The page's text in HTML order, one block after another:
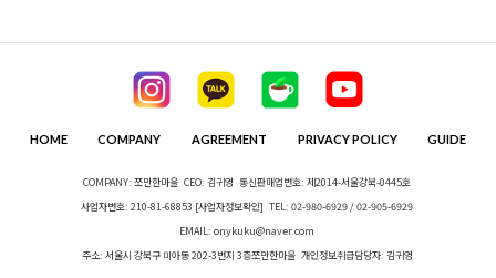
HOME COMPANY AGREEMENT PRIVACY POLICY GUIDE
COMPANY: 쪼만한마을 CEO: 김귀영 통신판매업번호: 제2014-서울강북-0445호
사업자번호: 210-81-68853 [사업자정보확인] TEL: 02-980-6929 / 02-905-6929
EMAIL: onykuku@naver.com
주소: 서울시 강북구 미아동 202-3번지 3층쪼만한마을 개인정보취급담당자: 김귀영